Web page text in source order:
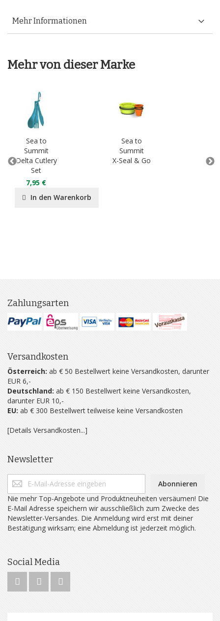
Mehr Informationen
Mehr von dieser Marke
Sea to
Summit
Delta Cutlery
Set
7,95 €
In den Warenkorb
Sea to
Summit
X-Seal & Go
Zahlungsarten
Versandkosten
Österreich: ab € 50 Bestellwert keine Versandkosten, darunter
EUR 6,-
Deutschland: ab € 150 Bestellwert keine Versandkosten,
darunter EUR 10,-
EU: ab € 300 Bestellwert teilweise keine Versandkosten
[Details Versandkosten...]
Newsletter
Abonnieren
Nie mehr Top-Angebote und Produktneuheiten versäumen! Die
E-Mail Adresse speichern wir ausschließlich zum Zwecke des
Newsletter-Versandes. Die Anmeldung wird erst mit deiner
Bestätigung wirksam; eine Abmeldung ist jederzeit möglich.
Social Media